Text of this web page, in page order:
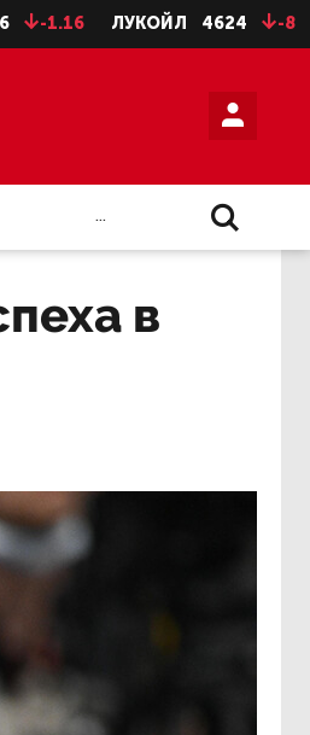
ЛУКОЙЛ 4624 -8 НЛМК ао
...
в